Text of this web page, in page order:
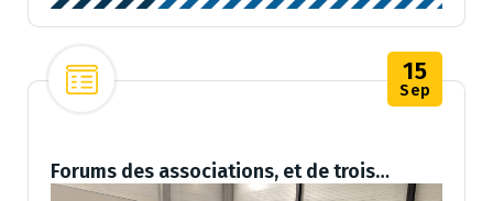
15
Sep
Forums des associations, et de trois…